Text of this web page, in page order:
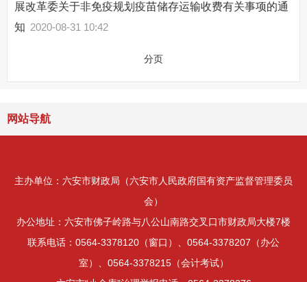
展改革委关于非免疫规划疫苗储存运输收费有关事项的通
知 2020-08-31 10:42
分页
网站导航
主办单位：六安市财政局（六安市人民政府国有资产监督管理委员
会）
办公地址：六安市佛子岭路与八公山南路交叉口市财政局大楼7楼
联系电话：0564-3378120（窗口）、0564-3378207（办公
室）、0564-3378215（会计考试）